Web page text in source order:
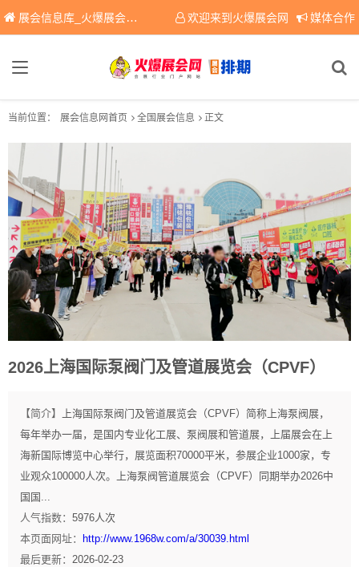
展会信息库_火爆展会网免费展会信息查询平台，提供专业会展服务！ 欢迎来到火爆展会网 媒体合作
当前位置： 展会信息网首页 全国展会信息 正文
2026上海国际泵阀门及管道展览会（CPVF）
【简介】
上海国际泵阀门及管道展览会（CPVF）简称上海泵阀展，
每年举办一届，是国内专业化工展、泵阀展和管道展，上届展会在上
海新国际博览中心举行，展览面积70000平米，参展企业1000家，专
业观众100000人次。上海泵阀管道展览会（CPVF）同期举办2026中
国国...
人气指数： 5976人次
本页面网址：
http://www.1968w.com/a/30039.html
最后更新： 2026-02-23